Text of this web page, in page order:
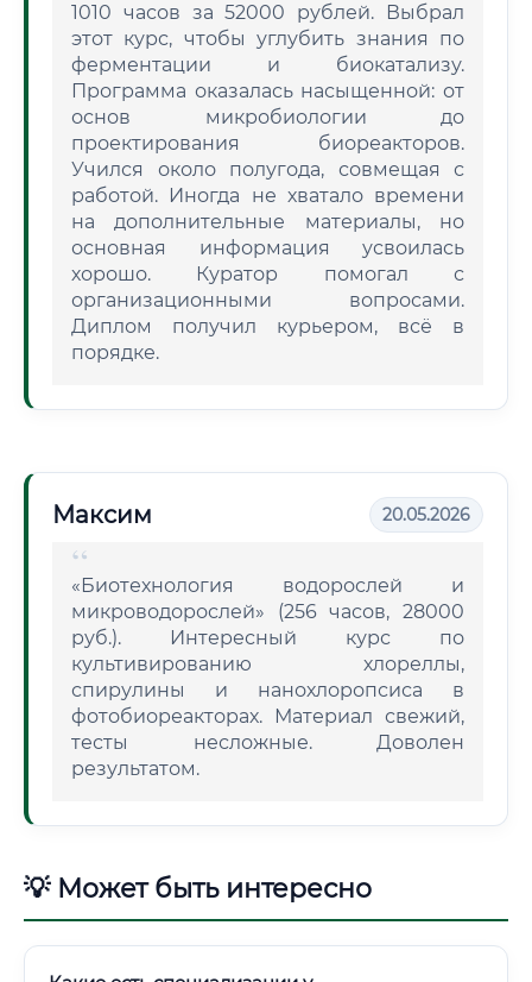
1010 часов за 52000 рублей. Выбрал
этот курс, чтобы углубить знания по
ферментации и биокатализу.
Программа оказалась насыщенной: от
основ микробиологии до
проектирования биореакторов.
Учился около полугода, совмещая с
работой. Иногда не хватало времени
на дополнительные материалы, но
основная информация усвоилась
хорошо. Куратор помогал с
организационными вопросами.
Диплом получил курьером, всё в
порядке.
Максим 20.05.2026
«Биотехнология водорослей и
микроводорослей» (256 часов, 28000
руб.). Интересный курс по
культивированию хлореллы,
спирулины и нанохлоропсиса в
фотобиореакторах. Материал свежий,
тесты несложные. Доволен
результатом.
💡 Может быть интересно